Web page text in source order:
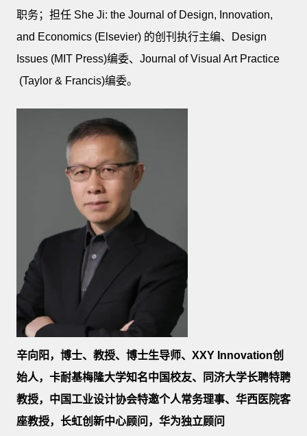
职务；担任 She Ji: the Journal of Design, Innovation,
and Economics (Elsevier) 的创刊执行主编、Design
Issues (MIT Press)编委、Journal of Visual Art Practice
(Taylor & Francis)编委。
辛向阳，博士、教授、博士生导师、XXY Innovation创
始人，卡耐基梅隆大学知名中国校友、同济大学长聘特聘
教授，中国工业设计协会特邀个人常务理事、华西医院客
座教授，长虹创新中心顾问，华为独立顾问